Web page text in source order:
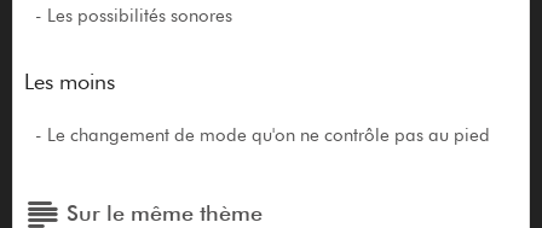
- Les possibilités sonores
Les moins
- Le changement de mode qu'on ne contrôle pas au pied
Sur le même thème